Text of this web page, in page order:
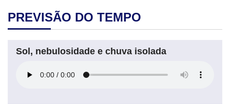
PREVISÃO DO TEMPO
Sol, nebulosidade e chuva isolada